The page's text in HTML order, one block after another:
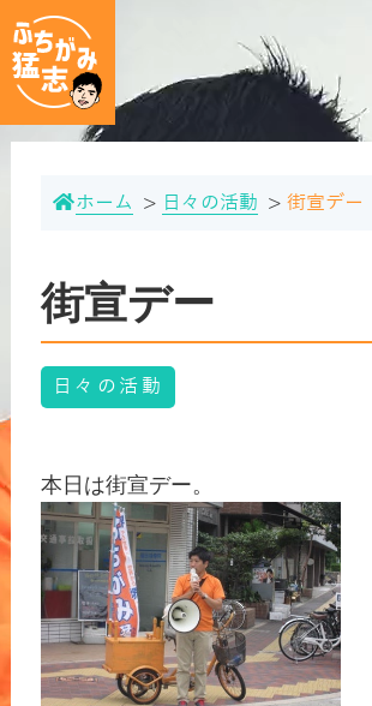
ホーム 日々の活動 街宣デー
街宣デー
日々の活動
本日は街宣デー。